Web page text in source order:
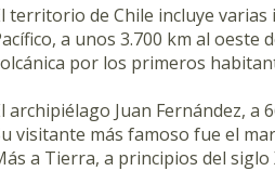
territorio de Chile incluye varias
a unos 3.700 km al oeste
por los primeros
archipiélago Juan Fernández,
visitante más famoso fue el
a Tierra, a principios del